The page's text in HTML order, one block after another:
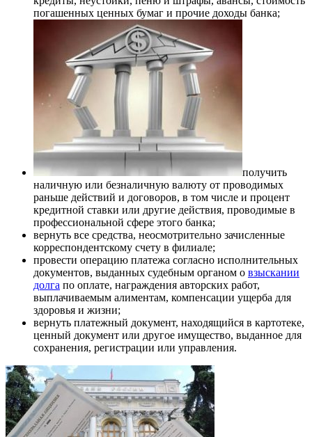
погашенных ценных бумаг и прочие доходы банка;
получить
наличную или безналичную валюту от проводимых
раньше действий и договоров, в том числе и процент
кредитной ставки или другие действия, проводимые в
профессиональной сфере этого банка;
вернуть все средства, неосмотрительно зачисленные
корреспондентскому счету в филиале;
провести операцию платежа согласно исполнительных
документов, выданных судебным органом о взыскании
долга по оплате, награждения авторских работ,
выплачиваемым алиментам, компенсации ущерба для
здоровья и жизни;
вернуть платежный документ, находящийся в картотеке,
ценный документ или другое имущество, выданное для
сохранения, регистрации или управления.